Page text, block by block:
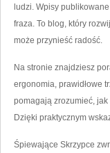
ludzi. Wpisy
fraza. To blog, który
może przynieść radość.
Na stronie znajdziesz
ergonomia, prawidłowe
pomagają zrozumieć,
Dzięki praktycznym
Śpiewające Skrzypce